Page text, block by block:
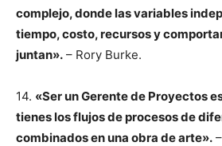
complejo, donde las variables
tiempo, costo, recursos y
juntan». – Rory Burke.
14. «Ser un Gerente de Proyectos
tienes los flujos de procesos de
combinados en una obra de arte».